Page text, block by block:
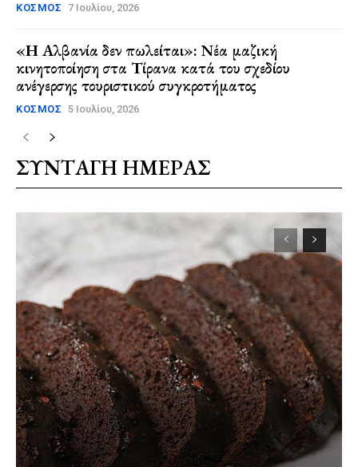
ΚΌΣΜΟΣ 7 Ιουλίου, 2026
«Η Αλβανία δεν πωλείται»: Νέα μαζική
κινητοποίηση στα Τίρανα κατά του σχεδίου
ανέγερσης τουριστικού συγκροτήματος
ΚΌΣΜΟΣ 5 Ιουλίου, 2026
ΣΥΝΤΑΓΗ ΗΜΕΡΑΣ